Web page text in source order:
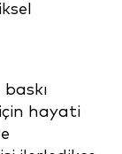
hayati